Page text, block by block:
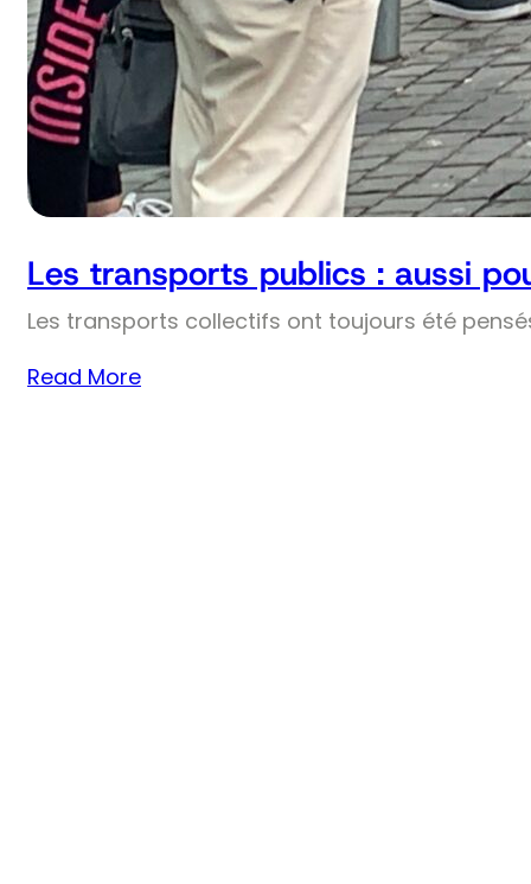
Les transports publics : aussi
Les transports collectifs ont toujours été
Read More